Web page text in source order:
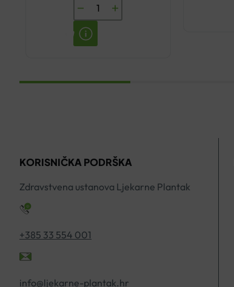
OMRON
ZAMJENSKA
SILIKONSKA
100CM
KORISNIČKA PODRŠKA
Zdravstvena ustanova Ljekarne Plantak
+385 33 554 001
info@ljekarne-plantak.hr